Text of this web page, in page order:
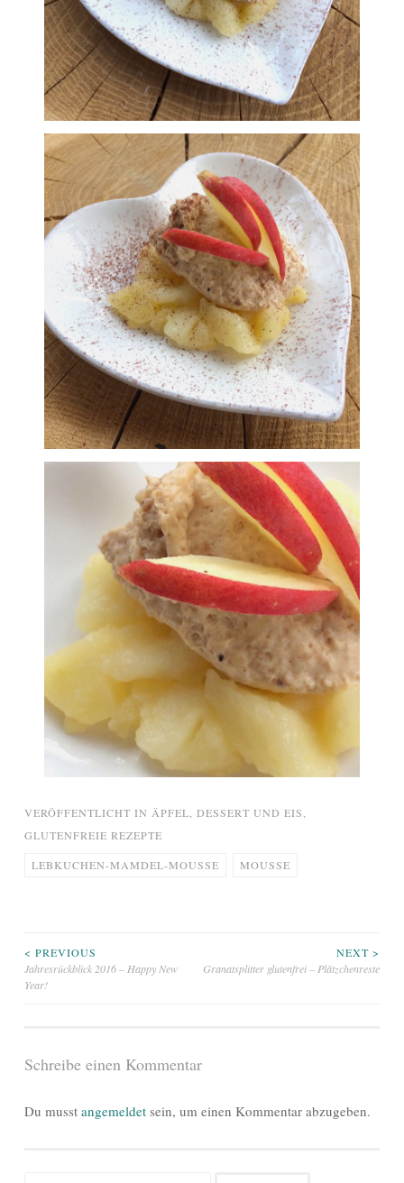
VERÖFFENTLICHT IN ÄPFEL, DESSERT UND EIS,
GLUTENFREIE REZEPTE
LEBKUCHEN-MAMDEL-MOUSSE MOUSSE
Beitragsnavigation
< PREVIOUS
Jahresrückblick 2016 – Happy New
Year!
NEXT >
Granatsplitter glutenfrei – Plätzchenreste
Schreibe einen Kommentar
Du musst angemeldet sein, um einen Kommentar abzugeben.